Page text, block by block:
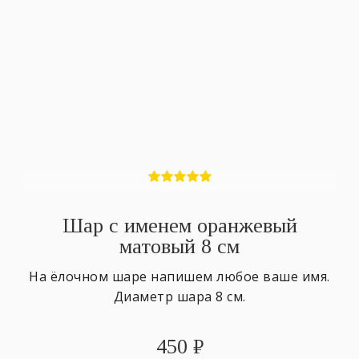
Шар с именем оранжевый
матовый 8 см
На ёлочном шаре напишем любое ваше имя.
Диаметр шара 8 см.
450 ₽